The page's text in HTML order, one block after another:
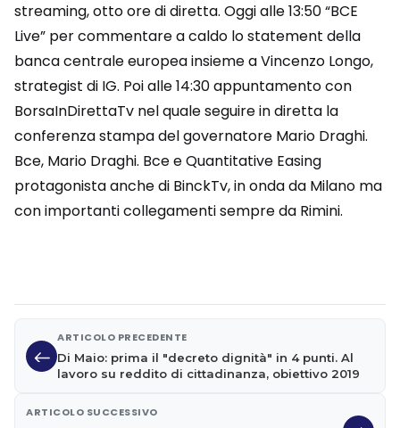
streaming, otto ore di diretta. Oggi alle 13:50 “BCE
Live” per commentare a caldo lo statement della
banca centrale europea insieme a Vincenzo Longo,
strategist di IG. Poi alle 14:30 appuntamento con
BorsaInDirettaTv nel quale seguire in diretta la
conferenza stampa del governatore Mario Draghi.
Bce, Mario Draghi. Bce e Quantitative Easing
protagonista anche di BinckTv, in onda da Milano ma
con importanti collegamenti sempre da Rimini.
ARTICOLO PRECEDENTE
Di Maio: prima il "decreto dignità" in 4 punti. Al
lavoro su reddito di cittadinanza, obiettivo 2019
ARTICOLO SUCCESSIVO